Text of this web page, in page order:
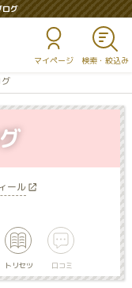
ログ
マイページ
ール
トリセツ 口コミ